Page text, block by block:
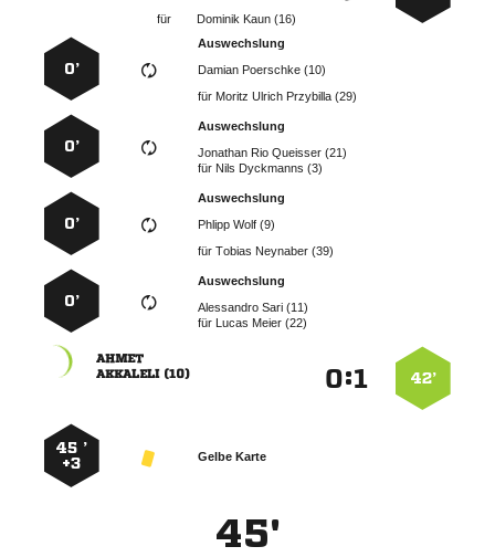
für
  
Auswechslung
  
für    
0’
Auswechslung
   
für   
0’
Auswechslung
  
für  
0’
Auswechslung
  
für   
0’
42’
:

 
Gelbe Karte
45 ’
+3
45'